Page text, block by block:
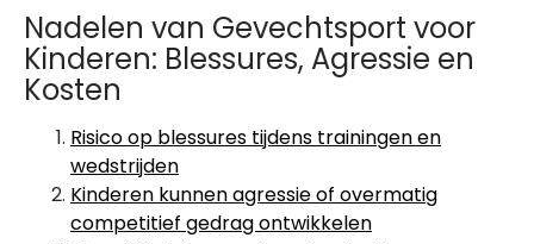
Nadelen van Gevechtsport voor
Kinderen: Blessures, Agressie en
Kosten
Risico op blessures tijdens trainingen en
wedstrijden
Kinderen kunnen agressie of overmatig
competitief gedrag ontwikkelen